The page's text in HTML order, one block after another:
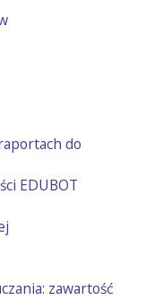
do
EDUBOT
zawartość